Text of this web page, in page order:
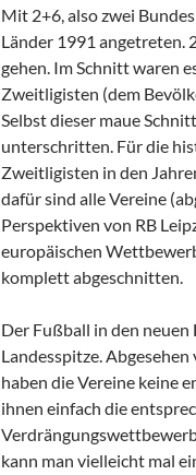
Mit 2+6, also zwei
Länder 1991 angetreten.
gehen. Im Schnitt waren
Zweitligisten (dem
Selbst dieser maue
unterschritten. Für die
Zweitligisten in den
dafür sind alle Vereine
Perspektiven von RB
europäischen
komplett abgeschnitten.
Der Fußball in den
Landesspitze.
haben die Vereine keine
ihnen einfach die
kann man vielleicht mal